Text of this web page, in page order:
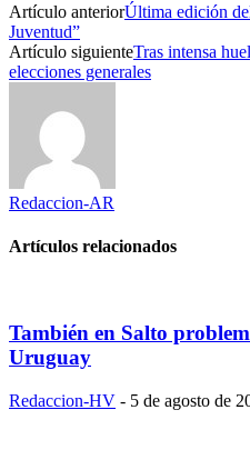
Artículo anteriorÚltima edición
Juventud”
Artículo siguienteTras intensa
elecciones generales
Redaccion-AR
Artículos relacionados
También en Salto
Uruguay
Redaccion-HV - 5 de agosto de